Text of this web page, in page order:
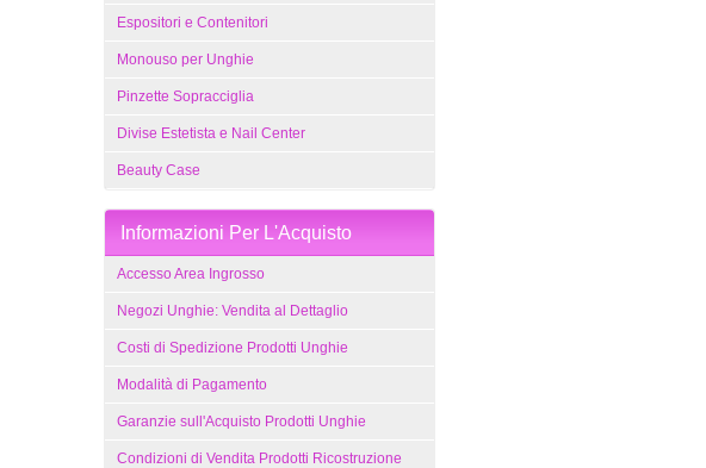
Espositori e Contenitori
Monouso per Unghie
Pinzette Sopracciglia
Divise Estetista e Nail Center
Beauty Case
Informazioni Per L'Acquisto
Accesso Area Ingrosso
Negozi Unghie: Vendita al Dettaglio
Costi di Spedizione Prodotti Unghie
Modalità di Pagamento
Garanzie sull'Acquisto Prodotti Unghie
Condizioni di Vendita Prodotti Ricostruzione